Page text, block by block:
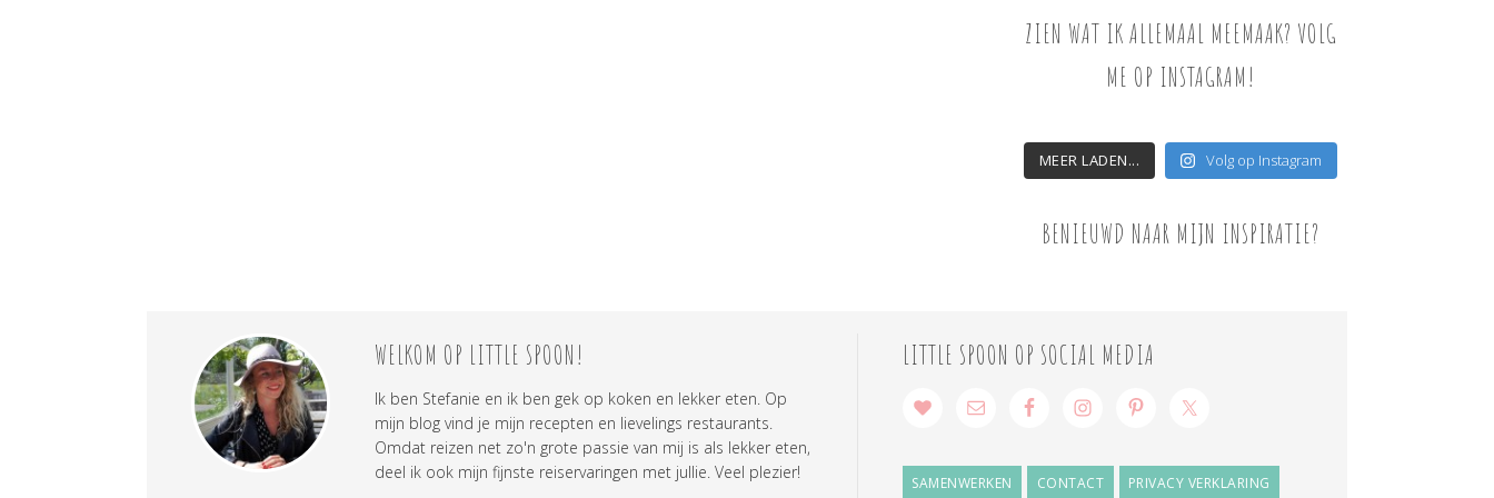
ZIEN WAT IK ALLEMAAL MEEMAAK? VOLG
ME OP INSTAGRAM!
MEER LADEN... Volg op Instagram
BENIEUWD NAAR MIJN INSPIRATIE?
WELKOM OP LITTLE SPOON!
Ik ben Stefanie en ik ben gek op koken en lekker eten. Op
mijn blog vind je mijn recepten en lievelings restaurants.
Omdat reizen net zo'n grote passie van mij is als lekker eten,
deel ik ook mijn fijnste reiservaringen met jullie. Veel plezier!
LITTLE SPOON OP SOCIAL MEDIA
SAMENWERKEN CONTACT PRIVACY VERKLARING